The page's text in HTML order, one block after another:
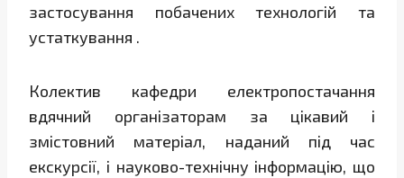
застосування побачених технологій та
устаткування .
Колектив кафедри електропостачання
вдячний організаторам за цікавий і
змістовний матеріал, наданий під час
екскурсії, і науково-технічну інформацію, що